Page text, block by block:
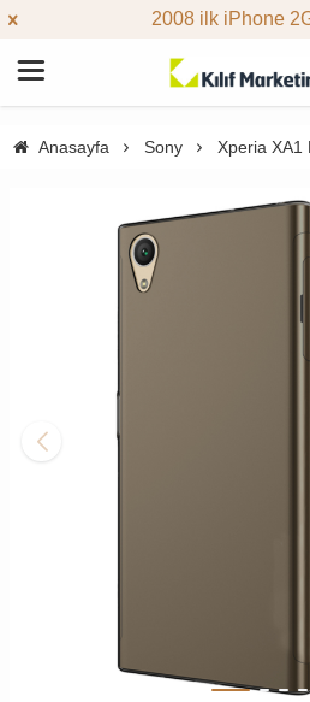
2008 ilk iPhone
Anasayfa Sony Xperia XA1